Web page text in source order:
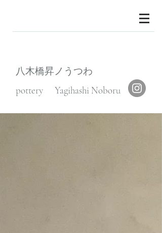
八木橋昇ノうつわ
pottery Yagihashi Noboru